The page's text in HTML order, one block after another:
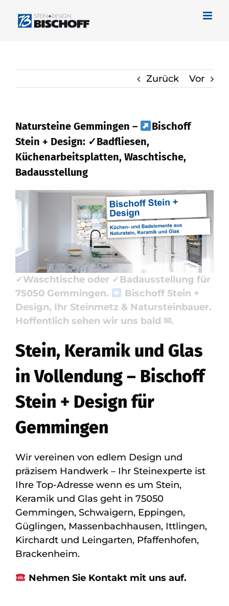
Inhalt
Zurück Vor
Natursteine Gemmingen –
Bischoff
Stein + Design: ✓Badfliesen,
Küchenarbeitsplatten, Waschtische,
Badausstellung
Naturstein für Gemmingen bei
Bischoff Stein + Design und
✓Küchenarbeitsplatte, Badfliese,
Waschtische, Badausstellung. Ihre
Anfrage endet hier: ✓Badfliese,
✓Küchenarbeitsplatte, ✓Naturstein,
✓Waschtische oder ✓Badausstellung für
75050 Gemmingen.
Bischoff Stein +
Design, Ihr Steinmetz & Natursteinbauer.
Hoffentlich sehen wir uns bald ✉.
Stein, Keramik und Glas
in Vollendung – Bischoff
Stein + Design für
Gemmingen
Wir vereinen von edlem Design und
präzisem Handwerk – Ihr Steinexperte ist
Ihre Top-Adresse wenn es um Stein,
Keramik und Glas geht in 75050
Gemmingen, Schwaigern, Eppingen,
Güglingen, Massenbachhausen, Ittlingen,
Kirchardt und Leingarten, Pfaffenhofen,
Brackenheim.
Nehmen Sie Kontakt mit uns auf.